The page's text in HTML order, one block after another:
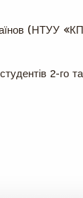
(НТУУ
2-го